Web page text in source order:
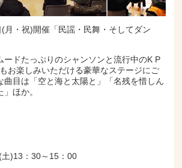
月・祝)開催「民謡・民舞・そしてダン
ードたっぷりのシャンソンと流行中のK P
お楽しみいただける豪華なステージにご
曲目は「空と海と太陽と」「名残を惜しん
ほか。
)13：30～15：00